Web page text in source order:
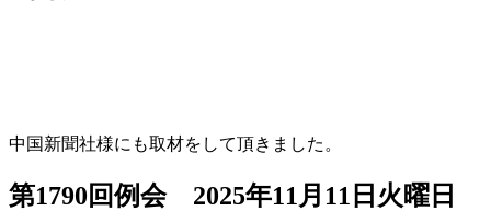
中国新聞社様にも取材をして頂きました。
第1790回例会 2025年11月11日火曜日